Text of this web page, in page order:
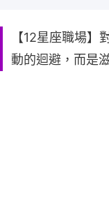
【12星座職場】
動的迴避，而是